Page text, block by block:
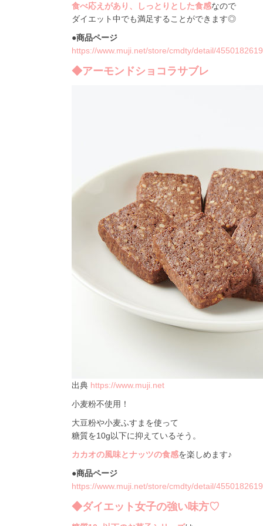
食べ応えがあり、しっとりとした食感なので
ダイエット中でも満足することができます◎
●商品ページ
https://www.muji.net/store/cmdty/detail/
◆アーモンドショコラサブレ
出典 https://www.muji.net
小麦粉不使用！
大豆粉や小麦ふすまを使って
糖質を10g以下に抑えているそう。
カカオの風味とナッツの食感を楽しめます♪
●商品ページ
https://www.muji.net/store/cmdty/detail/
◆ダイエット女子の強い味方♡